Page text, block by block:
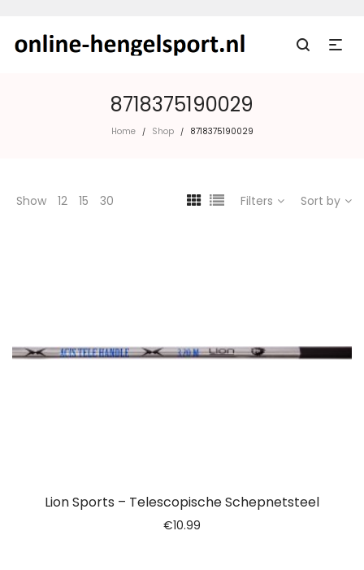
8718375190029
Home / Shop / 8718375190029
Show 12 15 30 Filters Sort by
Lion Sports – Telescopische Schepnetsteel
€10.99